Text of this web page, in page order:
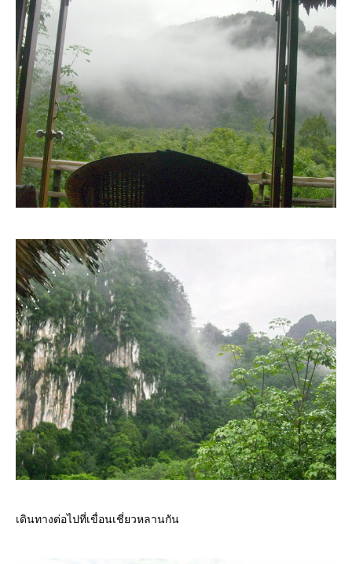
เดินทางต่อไปที่เขื่อนเชี่ยวหลานกัน